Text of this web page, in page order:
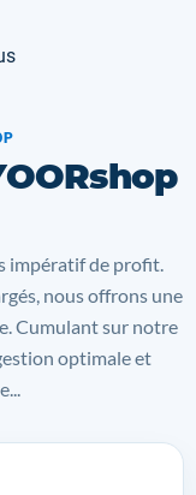
Canada
impératif de profit.
nous offrons une
Cumulant sur notre
optimale et